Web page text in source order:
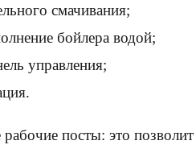
смачивания;
бойлера водой;
управления;
посты: это позволит